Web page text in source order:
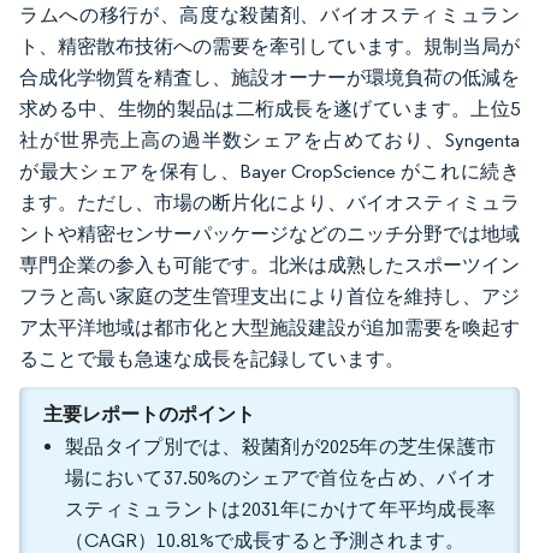
ラムへの移行が、高度な殺菌剤、バイオスティミュラン
ト、精密散布技術への需要を牽引しています。規制当局が
合成化学物質を精査し、施設オーナーが環境負荷の低減を
求める中、生物的製品は二桁成長を遂げています。上位5
社が世界売上高の過半数シェアを占めており、Syngenta
が最大シェアを保有し、Bayer CropScience がこれに続き
ます。ただし、市場の断片化により、バイオスティミュラ
ントや精密センサーパッケージなどのニッチ分野では地域
専門企業の参入も可能です。北米は成熟したスポーツイン
フラと高い家庭の芝生管理支出により首位を維持し、アジ
ア太平洋地域は都市化と大型施設建設が追加需要を喚起す
ることで最も急速な成長を記録しています。
主要レポートのポイント
製品タイプ別では、殺菌剤が2025年の芝生保護市
場において37.50%のシェアで首位を占め、バイオ
スティミュラントは2031年にかけて年平均成長率
（CAGR）10.81%で成長すると予測されます。